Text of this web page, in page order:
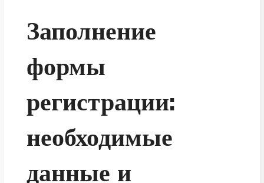
Заполнение
формы
регистрации:
необходимые
данные и